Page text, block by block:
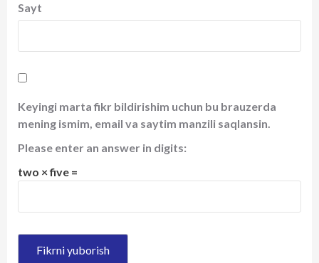
Sayt
Keyingi marta fikr bildirishim uchun bu brauzerda
mening ismim, email va saytim manzili saqlansin.
Please enter an answer in digits:
two × five =